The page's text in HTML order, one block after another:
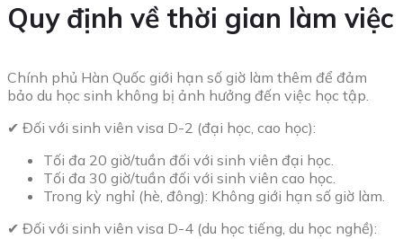
Quy định về thời gian làm việc
Chính phủ Hàn Quốc giới hạn số giờ làm thêm để đảm
bảo du học sinh không bị ảnh hưởng đến việc học tập.
✔ Đối với sinh viên visa D-2 (đại học, cao học):
Tối đa 20 giờ/tuần đối với sinh viên đại học.
Tối đa 30 giờ/tuần đối với sinh viên cao học.
Trong kỳ nghỉ (hè, đông): Không giới hạn số giờ làm.
✔ Đối với sinh viên visa D-4 (du học tiếng, du học nghề):